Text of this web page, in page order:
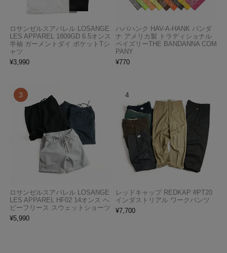
ロサンゼルスアパレル LOSANGE
LES APPAREL 1809GD 6.5オンス
半袖 ガーメントダイ ポケットTシ
ャツ
¥3,990
ハバハンク HAV-A-HANK バンダ
ナ アメリカ製 トラディショナル
ペイズリーTHE BANDANNA COM
PANY
¥770
ロサンゼルスアパレル LOSANGE
LES APPAREL HF02 14オンス ヘ
ビーフリース スウェットショーツ
¥5,990
レッドキャップ REDKAP #PT20
インダストリアル ワークパンツ
¥7,700